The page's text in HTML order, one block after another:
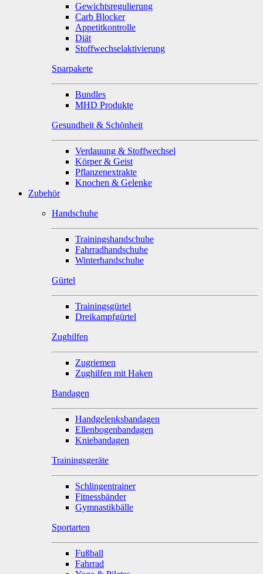
Gewichtsregulierung
Carb Blocker
Appetitkontrolle
Diät
Stoffwechselaktivierung
Sparpakete
Bundles
MHD Produkte
Gesundheit & Schönheit
Verdauung & Stoffwechsel
Körper & Geist
Pflanzenextrakte
Knochen & Gelenke
Zubehör
Handschuhe
Trainingshandschuhe
Fahrradhandschuhe
Winterhandschuhe
Gürtel
Trainingsgürtel
Dreikampfgürtel
Zughilfen
Zugriemen
Zughilfen mit Haken
Bandagen
Handgelenksbandagen
Ellenbogenbandagen
Kniebandagen
Trainingsgeräte
Schlingentrainer
Fitnessbänder
Gymnastikbälle
Sportarten
Fußball
Fahrrad